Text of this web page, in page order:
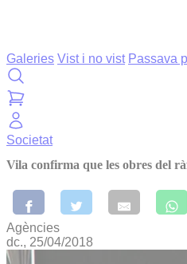
Galeries Vist i no vist Passava
Societat
Vila confirma que les obres del
Agències
dc., 25/04/2018